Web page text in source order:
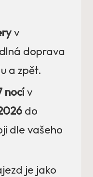
v
doprava
a zpět.
nocív
do
dle vašeho
je jako